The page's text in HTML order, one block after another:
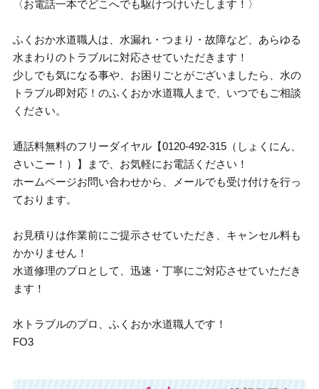
〈お電話一本でどこへでも駆けつけいたします！〉
ふくおか水道職人は、水漏れ・つまり・故障など、あらゆる
水まわりのトラブルに対応させていただきます！
少しでも気になる事や、お困りごとがございましたら、水の
トラブル即対応！のふくおか水道職人まで、いつでもご相談
ください。
通話料無料のフリーダイヤル【0120-492-315（しょくにん、
さいこー！）】まで、お気軽にお電話ください！
ホームページお問い合わせから、メールでも受け付けを行っ
ております。
お見積りは作業前にご提示させていただき、キャンセル料も
かかりません！
水道修理のプロとして、迅速・丁寧にご対応させていただき
ます！
水トラブルのプロ、ふくおか水道職人です！
FO3